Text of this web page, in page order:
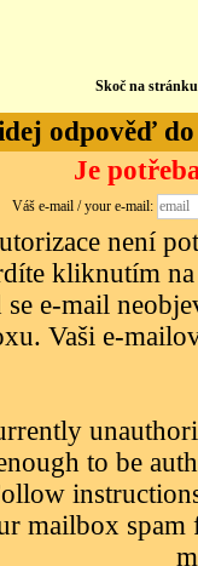
Skoč na
odpověď
Je
Váš e-mail / your e-mail:
není
kliknutím na
e-mail
Vaši e-
to be
mailbox